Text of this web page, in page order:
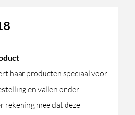
haar producten speciaal voor
en vallen onder
rekening mee dat deze